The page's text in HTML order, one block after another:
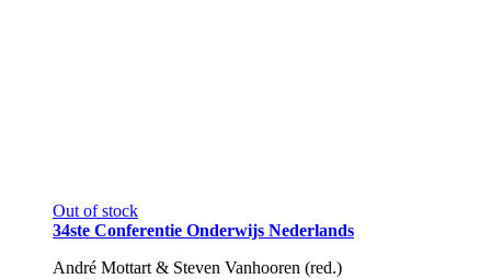
Out of stock
34ste Conferentie Onderwijs Nederlands
André Mottart & Steven Vanhooren (red.)